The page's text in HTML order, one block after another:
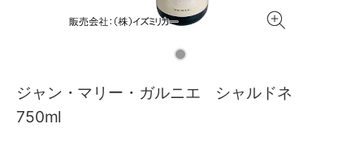
ジャン・マリー・ガルニエ シャルドネ
750ml